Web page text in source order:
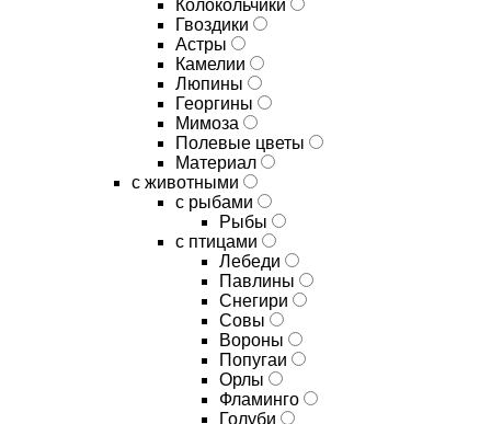
Колокольчики
Гвоздики
Астры
Камелии
Люпины
Георгины
Мимоза
Полевые цветы
Материал
с животными
с рыбами
Рыбы
с птицами
Лебеди
Павлины
Снегири
Совы
Вороны
Попугаи
Орлы
Фламинго
Голуби